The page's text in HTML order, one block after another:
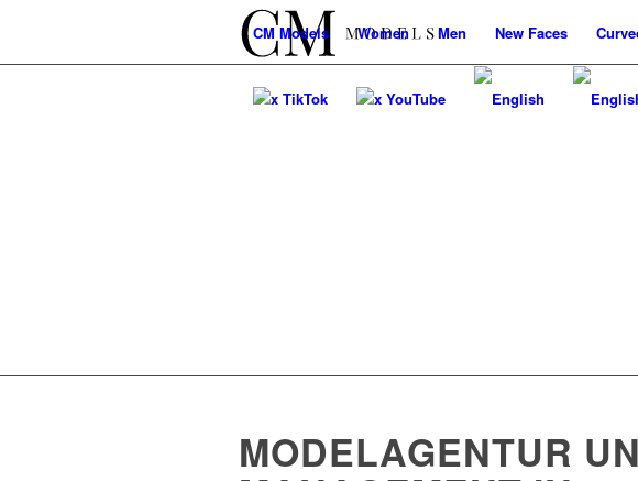
CMModels Women Men New Faces
x TikTok x YouTube
MODELAGENTUR